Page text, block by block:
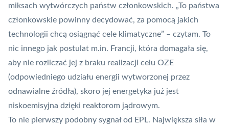
miksach wytwórczych państw członkowskich. „To państwa
członkowskie powinny decydować, za pomocą jakich
technologii chcą osiągnąć cele klimatyczne” – czytam. To
nic innego jak postulat m.in. Francji, która domagała się,
aby nie rozliczać jej z braku realizacji celu OZE
(odpowiedniego udziału energii wytworzonej przez
odnawialne źródła), skoro jej energetyka już jest
niskoemisyjna dzięki reaktorom jądrowym.
To nie pierwszy podobny sygnał od EPL. Największa siła w